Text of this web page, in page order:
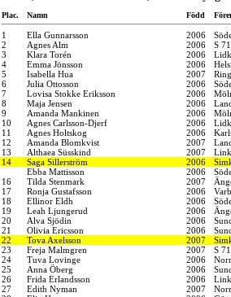
Plac. Namn Född
1 Ella Gunnarsson 2006
2
Agnes Alm 2006
S 71
3
Klara Torén 2006
4
Emma Jönsson 2006
5
Isabella Hua 2007
6
Julia Ottosson 2006
7
Lovisa Stokke Eriksson 2006
8
Maja Jensen 2006
9
Amanda Mankinen 2006
10
Agnes Carlsson-Djerf 2006
11
Agnes Holtskog 2006
12
Amanda Blomkvist 2007
13
Althaea Süsskind 2007
14
Saga Sillerström 2006
Ebba Mattisson
2006
16
Tilda Stenmark 2007
17
Ronja Gustafsson 2006
18
Ellinor Eldh 2006
19
Leah Ljungerud 2006
20
Alva Sjödin 2006
21
Olivia Ericsson 2006
22
Tova Axelsson 2007
23
Freja Malmgren 2007
S 71
24
Tuva Lovinge 2006
25
Anna Öberg 2006
26
Frida Erlandsson 2006
27
Edith Nyman 2007